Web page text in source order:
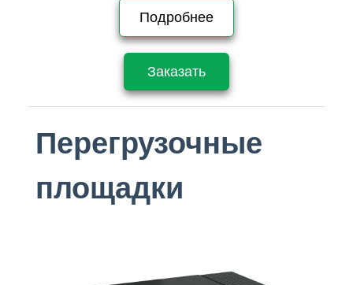
Подробнее
Заказать
Перегрузочные
площадки